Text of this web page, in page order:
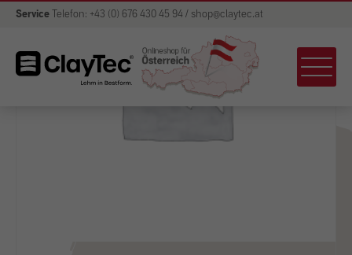
Service Telefon: +43 (0) 676 430 45 94 / shop@claytec.at